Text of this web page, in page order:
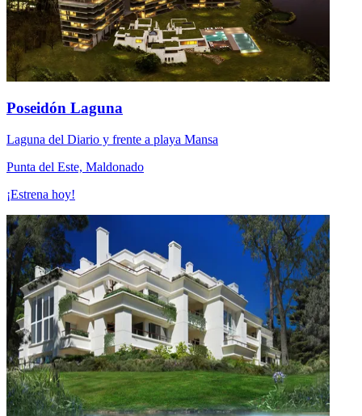
Poseidón Laguna
Laguna del Diario y frente a playa Mansa
Punta del Este, Maldonado
¡Estrena hoy!